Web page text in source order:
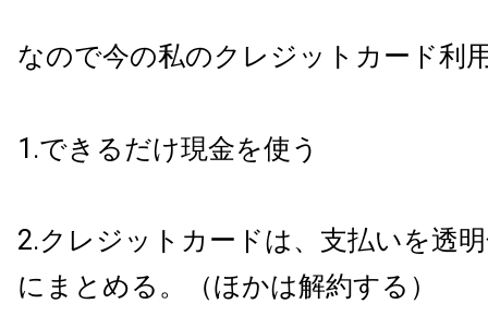
なので今の私のクレジットカード利
1.できるだけ現金を使う
2.クレジットカードは、支払いを透
にまとめる。（ほかは解約する）